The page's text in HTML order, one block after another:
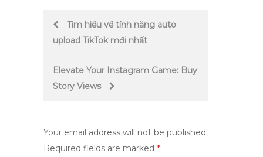
PostTìm hiểu về tính năng auto
upload TikTok mới nhất
Elevate Your Instagram Game: Buy
Story Views
Your email address will not be published.
Required fields are marked *